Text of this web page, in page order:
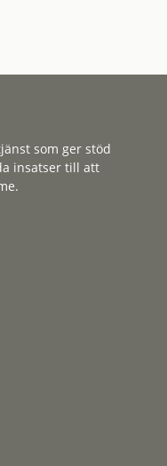
som ger stöd
insatser till att